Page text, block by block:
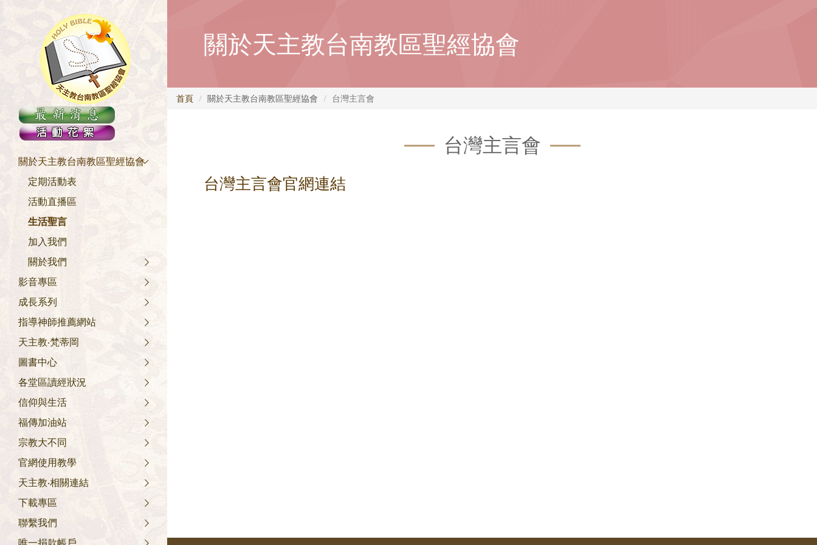
關於天主教台南教區聖經協會
定期活動表
活動直播區
生活聖言
加入我們
關於我們
影音專區
成長系列
指導神師推薦網站
天主教‧梵蒂岡
圖書中心
各堂區讀經狀況
信仰與生活
福傳加油站
宗教大不同
官網使用教學
天主教‧相關連結
下載專區
聯繫我們
關於天主教台南教區聖經協會
首頁 關於天主教台南教區聖經協會 台灣主言會
台灣主言會
台灣主言會官網連結